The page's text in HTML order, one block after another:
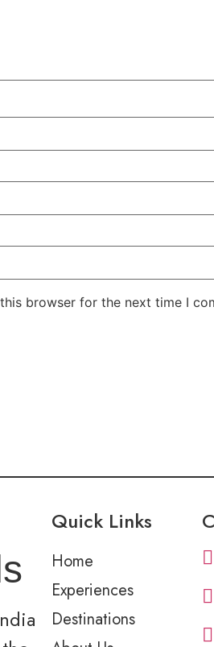
browser for the next time I
Quick Links
Home
Experiences
Destinations